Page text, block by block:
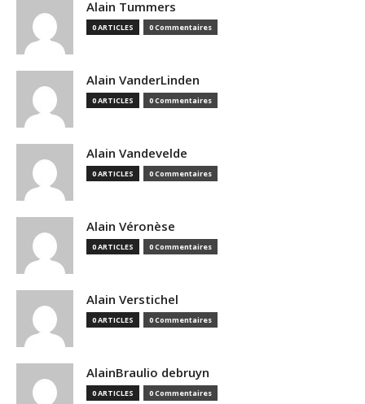
Alain Tummers
0 ARTICLES 0 Commentaires
Alain VanderLinden
0 ARTICLES 0 Commentaires
Alain Vandevelde
0 ARTICLES 0 Commentaires
Alain Véronèse
0 ARTICLES 0 Commentaires
Alain Verstichel
0 ARTICLES 0 Commentaires
AlainBraulio debruyn
0 ARTICLES 0 Commentaires